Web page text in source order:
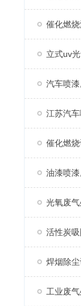
催化燃
立式uv
汽车喷
江苏汽
催化燃
光氧废
活性炭
焊烟除
工业废